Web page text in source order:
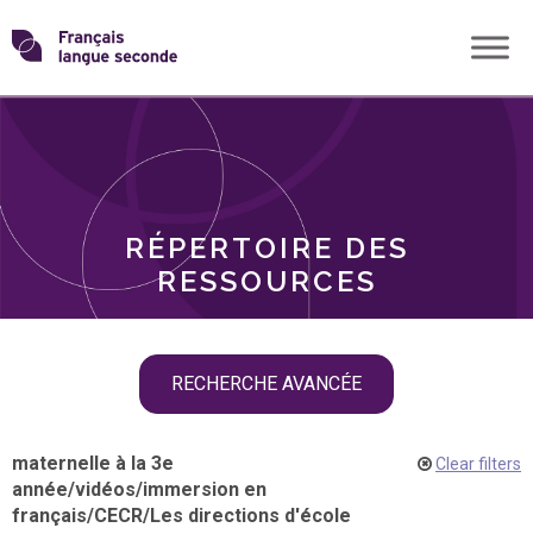
Skip
toTransformons
langue
RÉPERTOIRE DES
RESSOURCES
RECHERCHE AVANCÉE
THÈMES
maternelle à la 3e
année/vidéos/immersion en
français/CECR/Les directions d'école
Clear filters